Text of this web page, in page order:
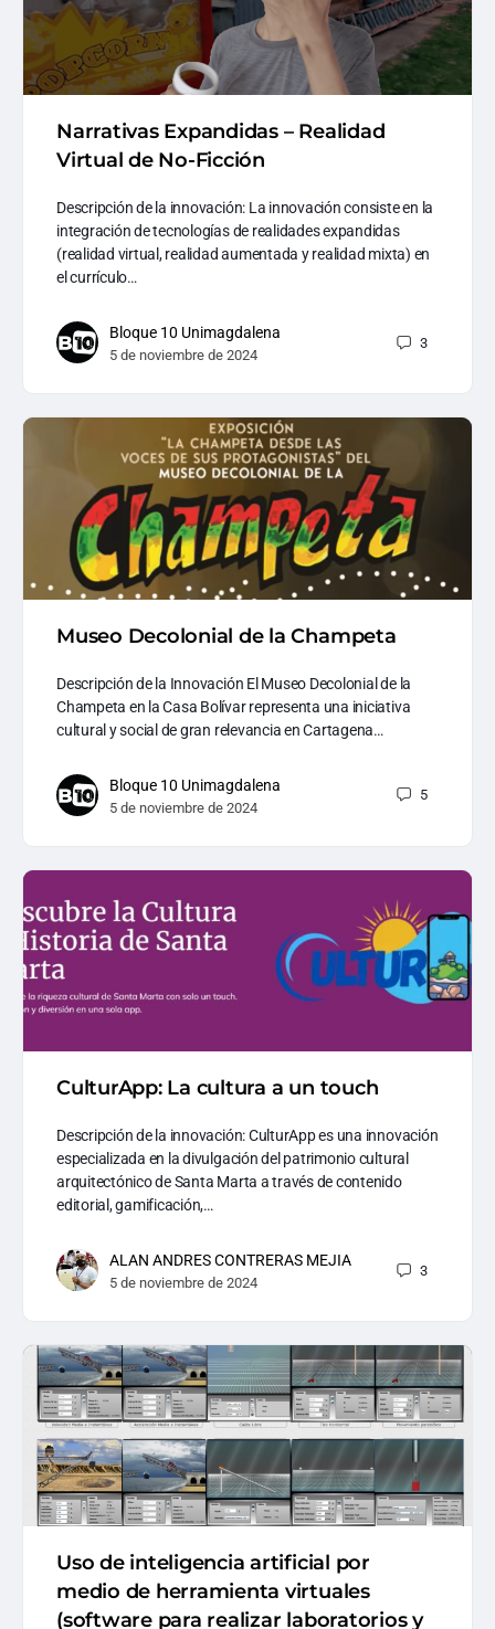
Narrativas Expandidas – Realidad
Virtual de No-Ficción
Descripción de la innovación: La innovación consiste en la
integración de tecnologías de realidades expandidas
(realidad virtual, realidad aumentada y realidad mixta) en
el currículo…
Bloque 10 Unimagdalena
5 de noviembre de 2024
3
Museo Decolonial de la Champeta
Descripción de la Innovación El Museo Decolonial de la
Champeta en la Casa Bolívar representa una iniciativa
cultural y social de gran relevancia en Cartagena…
Bloque 10 Unimagdalena
5 de noviembre de 2024
5
CulturApp: La cultura a un touch
Descripción de la innovación: CulturApp es una innovación
especializada en la divulgación del patrimonio cultural
arquitectónico de Santa Marta a través de contenido
editorial, gamificación,…
ALAN ANDRES CONTRERAS MEJIA
5 de noviembre de 2024
3
Uso de inteligencia artificial por
medio de herramienta virtuales
(software para realizar laboratorios y